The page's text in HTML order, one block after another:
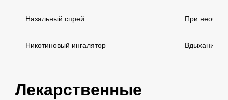
Назальный спрей При
Никотиновый ингалятор Вдыхание
Лекарственные